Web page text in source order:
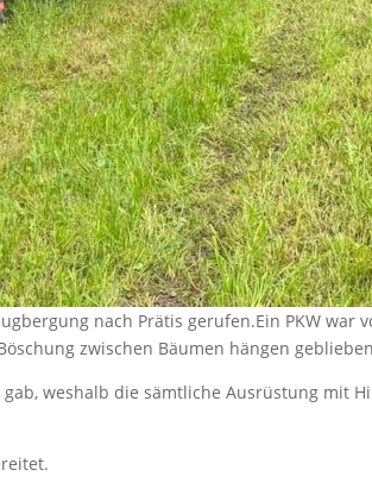
nach Prätis gerufen.Ein PKW war
zwischen Bäumen hängen
weshalb die sämtliche Ausrüstung mit